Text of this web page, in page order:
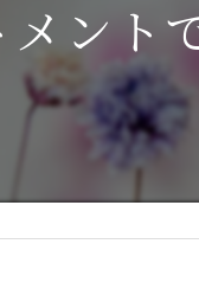
メン